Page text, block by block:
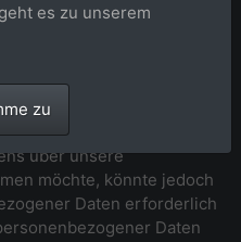
an unserem
einen besonders hohen
der buy-a-picture.de ist
personenbezogener
Person besondere
über unsere
möchte, könnte jedoch
Daten erforderlich
Daten
es zu unserem
zu